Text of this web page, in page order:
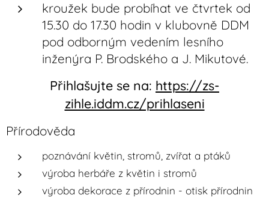
kroužek bude probíhat ve čtvrtek od
15.30 do 17.30 hodin v klubovně DDM
pod odborným vedením lesního
inženýra P. Brodského a J. Mikutové.
Přihlašujte se na: https://zs-
zihle.iddm.cz/prihlaseni
Přírodověda
poznávání květin, stromů, zvířat a ptáků
výroba herbáře z květin i stromů
výroba dekorace z přírodnin - otisk přírodnin